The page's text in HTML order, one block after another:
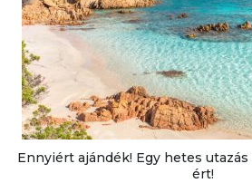
Ennyiért ajándék! Egy hetes utazás
ért!